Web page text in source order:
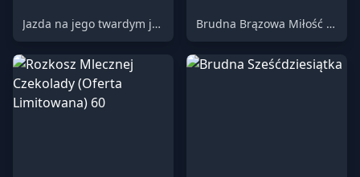
Jazda na jego twardym jak skała członku po ogromnym wytrysku Brudna Brązowa Miłość 62